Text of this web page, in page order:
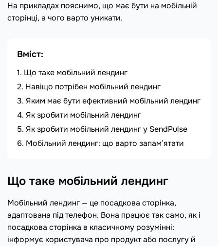
На прикладах пояснимо, що має бути на мобільній
сторінці, а чого варто уникати.
Вміст:
Що таке мобільний лендинг
Навіщо потрібен мобільний лендинг
Яким має бути ефективний мобільний лендинг
Як зробити мобільний лендинг
Як зробити мобільний лендинг у SendPulse
Мобільний лендинг: що варто запам’ятати
Що таке мобільний лендинг
Мобільний лендинг — це посадкова сторінка,
адаптована під телефон. Вона працює так само, як і
посадкова сторінка в класичному розумінні:
інформує користувача про продукт або послугу й